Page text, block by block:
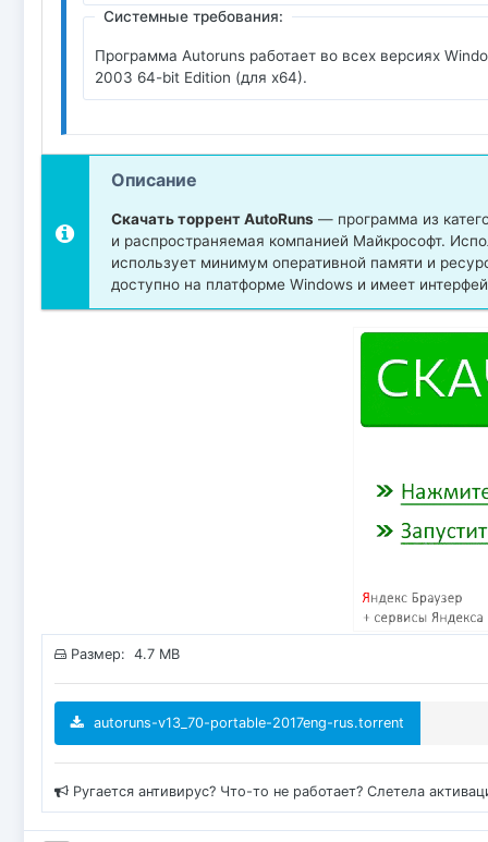
Системные требования:
Программа Autoruns работает во всех версиях
2003 64-bit Edition (для x64).
Описание
Скачать торрент AutoRuns — программа из
и распространяемая компанией Майкрософт.
использует минимум оперативной памяти и
доступно на платформе Windows и имеет
Размер: 4.7 MB
autoruns-v13_70-portable-2017eng-rus.torrent
Ругается антивирус? Что-то не работает? Слетела